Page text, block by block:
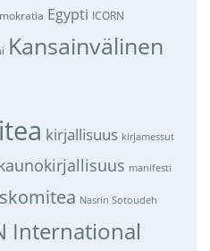
Egypti ICORN
Kansainvälinen
kirjallisuus kirjamessut
manifesti
Nasrin Sotoudeh
International